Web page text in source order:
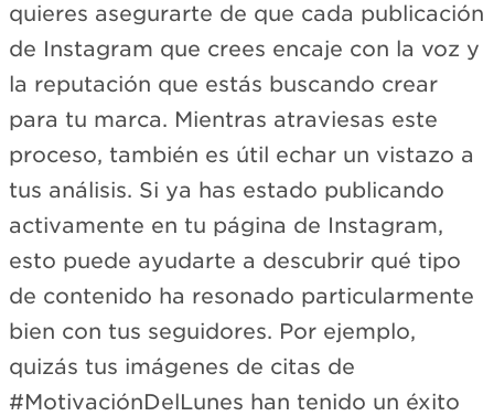
quieres asegurarte de que cada publicación
de Instagram que crees encaje con la voz y
la reputación que estás buscando crear
para tu marca. Mientras atraviesas este
proceso, también es útil echar un vistazo a
tus análisis. Si ya has estado publicando
activamente en tu página de Instagram,
esto puede ayudarte a descubrir qué tipo
de contenido ha resonado particularmente
bien con tus seguidores. Por ejemplo,
quizás tus imágenes de citas de
#MotivaciónDelLunes han tenido un éxito